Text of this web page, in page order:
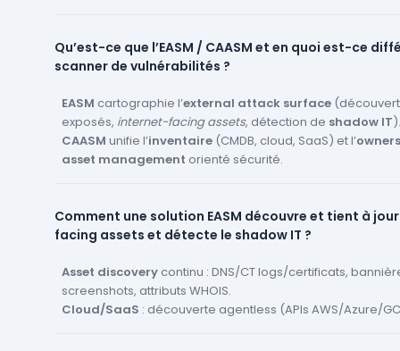
Tendance de risque: évolution de la surface exposée,
baisse, coûts rationalisés (moins d’alertes inutiles).
Qu’est-ce que l’EASM / CAASM et en quoi est-ce
scanner de vulnérabilités ?
EASM cartographie l’external attack surface
exposés, internet-facing assets, détection de shadow IT).
CAASM unifie l’inventaire(CMDB, cloud, SaaS) et l’
asset management orienté sécurité.
suivi, puis alimente le scanning et la remédiation.
Comment une solution EASM découvre et tient à
facing assets et détecte le shadow IT ?
Asset discoverycontinu : DNS/CT logs/certificats,
screenshots, attributs WHOIS.
Cloud/SaaS : découverte agentless (APIs AWS/Azure/